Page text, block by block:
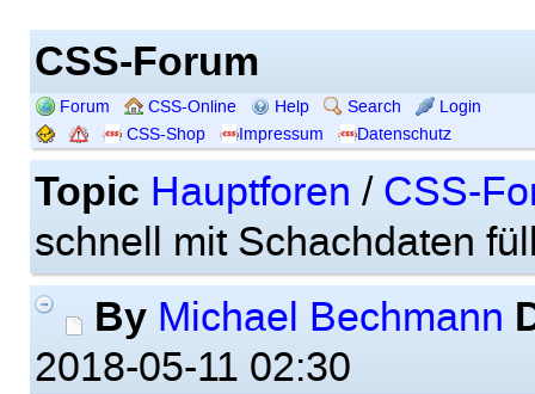
CSS-Forum
Forum CSS-Online Help Search
Login
CSS-Shop
Impressum Datenschutz
Topic Hauptforen / CSS-
schnell mit Schachdaten
By Michael Bechmann
2018-05-11 02:30